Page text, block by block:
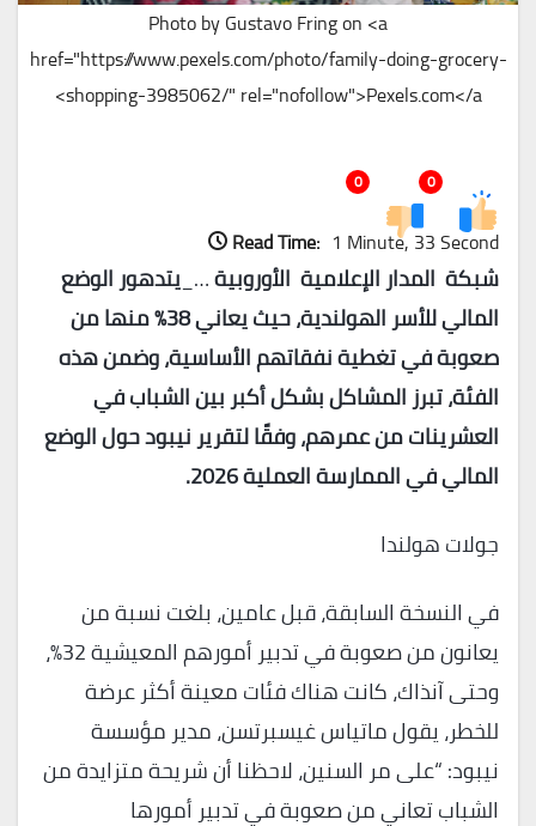
Photo by Gustavo Fring on <a
href="https://www.pexels.com/photo/family-doing-grocery-
shopping-3985062/" rel="nofollow">Pexels.com</a>
0
0
Read Time: 1 Minute, 33 Second
شبكة المدار الإعلامية الأوروبية…_يتدهور الوضع
المالي للأسر الهولندية، حيث يعاني 38% منها من
صعوبة في تغطية نفقاتهم الأساسية، وضمن هذه
الفئة، تبرز المشاكل بشكل أكبر بين الشباب في
العشرينات من عمرهم، وفقًا لتقرير نيبود حول الوضع
المالي في الممارسة العملية 2026.
جولات هولندا
في النسخة السابقة، قبل عامين، بلغت نسبة من
يعانون من صعوبة في تدبير أمورهم المعيشية 32%،
وحتى آنذاك، كانت هناك فئات معينة أكثر عرضة
للخطر، يقول ماتياس غيسبرتسن، مدير مؤسسة
نيبود: “على مر السنين، لاحظنا أن شريحة متزايدة من
الشباب تعاني من صعوبة في تدبير أمورها